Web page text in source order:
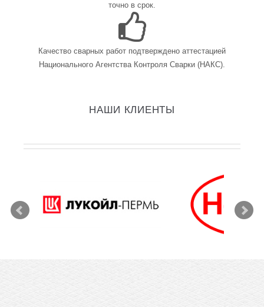
точно в срок.
Качество сварных работ подтверждено аттестацией
Национального Агентства Контроля Сварки (НАКС).
НАШИ КЛИЕНТЫ